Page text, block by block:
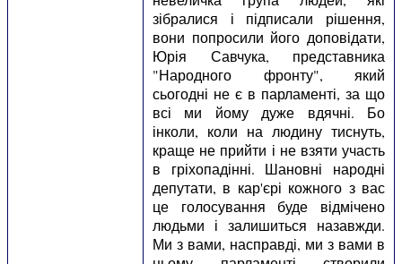
зібралися і підписали рішення,
вони попросили його доповідати,
Юрія Савчука, представника
"Народного фронту", який
сьогодні не є в парламенті, за що
всі ми йому дуже вдячні. Бо
інколи, коли на людину тиснуть,
краще не прийти і не взяти участь
в гріхопадінні. Шановні народні
депутати, в кар'єрі кожного з вас
це голосування буде відмічено
людьми і залишиться назавжди.
Ми з вами, насправді, ми з вами в